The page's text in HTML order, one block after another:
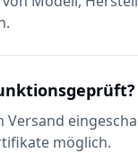
Versand
möglich.